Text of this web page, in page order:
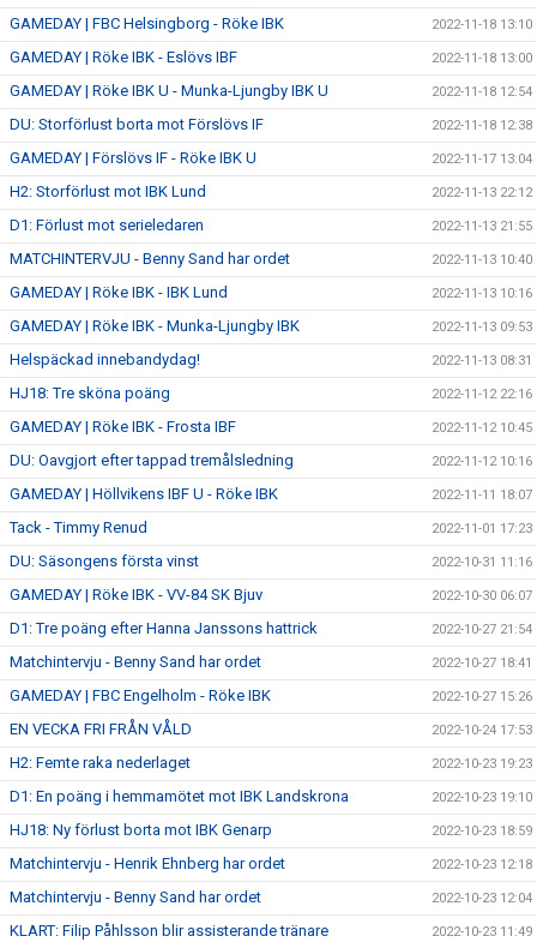
GAMEDAY | FBC Helsingborg - Röke IBK 2022-11-18 13:10
GAMEDAY | Röke IBK - Eslövs IBF 2022-11-18 13:00
GAMEDAY | Röke IBK U - Munka-Ljungby IBK U 2022-11-18 12:54
DU: Storförlust borta mot Förslövs IF 2022-11-18 12:38
GAMEDAY | Förslövs IF - Röke IBK U 2022-11-17 13:04
H2: Storförlust mot IBK Lund 2022-11-13 22:12
D1: Förlust mot serieledaren 2022-11-13 21:55
MATCHINTERVJU - Benny Sand har ordet 2022-11-13 10:40
GAMEDAY | Röke IBK - IBK Lund 2022-11-13 10:16
GAMEDAY | Röke IBK - Munka-Ljungby IBK 2022-11-13 09:53
Helspäckad innebandydag! 2022-11-13 08:31
HJ18: Tre sköna poäng 2022-11-12 22:16
GAMEDAY | Röke IBK - Frosta IBF 2022-11-12 10:45
DU: Oavgjort efter tappad tremålsledning 2022-11-12 10:16
GAMEDAY | Höllvikens IBF U - Röke IBK 2022-11-11 18:07
Tack - Timmy Renud 2022-11-01 17:23
DU: Säsongens första vinst 2022-10-31 11:16
GAMEDAY | Röke IBK - VV-84 SK Bjuv 2022-10-30 06:07
D1: Tre poäng efter Hanna Janssons hattrick 2022-10-27 21:54
Matchintervju - Benny Sand har ordet 2022-10-27 18:41
GAMEDAY | FBC Engelholm - Röke IBK 2022-10-27 15:26
EN VECKA FRI FRÅN VÅLD 2022-10-24 17:53
H2: Femte raka nederlaget 2022-10-23 19:23
D1: En poäng i hemmamötet mot IBK Landskrona 2022-10-23 19:10
HJ18: Ny förlust borta mot IBK Genarp 2022-10-23 18:59
Matchintervju - Henrik Ehnberg har ordet 2022-10-23 12:18
Matchintervju - Benny Sand har ordet 2022-10-23 12:04
KLART: Filip Påhlsson blir assisterande tränare 2022-10-23 11:49